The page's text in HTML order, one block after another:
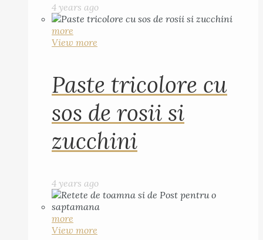
4 years ago
more
View more
Paste tricolore cu
sos de rosii si
zucchini
4 years ago
more
View more